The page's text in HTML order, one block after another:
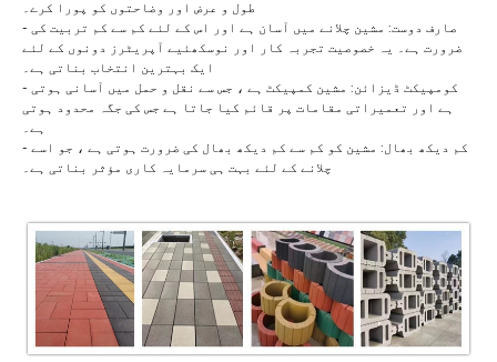
طول و عرض اور وضاحتوں کو پورا کرے۔
- صارف دوست: مشین چلانے میں آسان ہے اور اس کے لئے کم سے کم تربیت کی
ضرورت ہے۔ یہ خصوصیت تجربہ کار اور نوسکھئیے آپریٹرز دونوں کے لئے
ایک بہترین انتخاب بناتی ہے۔
- کومپیکٹ ڈیزائن: مشین کمپیکٹ ہے ، جس سے نقل و حمل میں آسانی ہوتی
ہے اور تعمیراتی مقامات پر قائم کیا جاتا ہے جس کی جگہ محدود ہوتی
ہے۔
- کم دیکھ بھال: مشین کو کم سے کم دیکھ بھال کی ضرورت ہوتی ہے ، جو اسے
چلانے کے لئے بہت ہی سرمایہ کاری مؤثر بناتی ہے۔